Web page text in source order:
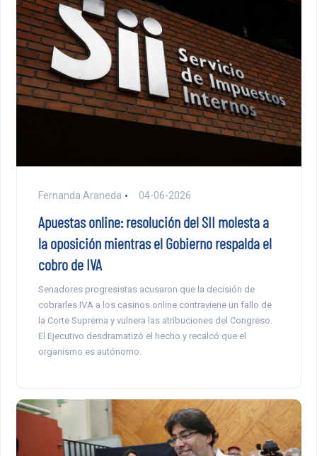
Fernanda Araneda 04-06-2026
Apuestas online: resolución del SII molesta a
la oposición mientras el Gobierno respalda el
cobro de IVA
Senadores progresistas acusaron que la decisión de
cobrarles IVA a los casinos online contraviene un fallo de
la Corte Suprema y vulnera las atribuciones del Congreso.
El Ejecutivo desdramatizó el hecho y recalcó que el
organismo es autónomo.